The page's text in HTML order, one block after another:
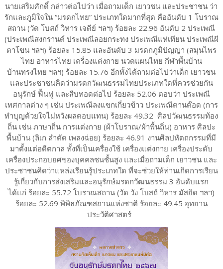
นายเสริมศักดิ์ กล่าวต่อไปว่า เมื่อถามเด็ก เยาวชน และประชาชน ว่า
รักและภูมิใจใน “มรดกไทย” ประเภทใดมากที่สุด คืออันดับ 1 โบราณ
สถาน (วัด โบสถ์ วิหาร เจดีย์ ฯลฯ) ร้อยละ 22.96 อันดับ 2 ประเพณี
(ประเพณีสงกรานต์ ประเพณีลอยกระทง ประเพณีแห่เทียน ประเพณีผี
ตาโขน ฯลฯ) ร้อยละ 15.85 และอันดับ 3 มรดกภูมิปัญญา (สมุนไพร
ไทย อาหารไทย เครื่องแต่งกาย นวดแผนไทย กีฬาพื้นบ้าน
บ้านทรงไทย ฯลฯ) ร้อยละ 15.76 อีกทั้งได้ถามต่อไปว่าเด็ก เยาวชน
และประชาชนคิดว่ามรดกวัฒนธรรมไทยประเภทใดที่ควรช่วยกัน
อนุรักษ์ ฟื้นฟู และสืบทอดต่อไป ร้อยละ 52.06 ตอบว่า ประเพณี
เทศกาลต่าง ๆ เช่น ประเพณีลงแขกเกี่ยวข้าว ประเพณีตานต๊อด (การ
ทำบุญด้วยใจไม่หวังผลตอบแทน) ร้อยละ 49.32 ศิลปวัฒนธรรมท้อง
ถิ่น เช่น ภาษาถิ่น การแต่งกาย (ผ้าโบราณ/ผ้าพื้นถิ่น) อาหาร ศิลปะ
พื้นบ้าน (ลิเก ลำตัด เพลงฉ่อย) ร้อยละ 46.91 งานศิลปหัตถกรรมที่มี
มาตั้งแต่อดีตกาล ทั้งที่เป็นเครื่องใช้ เครื่องแต่งกาย เครื่องประดับ
เครื่องประกอบยศของบุคคลชนชั้นสูง และเมื่อถามเด็ก เยาวชน และ
ประชาชนคิดว่าแหล่งเรียนรู้ประเภทใด ที่จะช่วยให้ท่านเกิดการเรียน
รู้เกี่ยวกับการส่งเสริมและอนุรักษ์มรดกวัฒนธรรม 3 อันดับแรก
ได้แก่ ร้อยละ 55.72 โบราณสถาน (วัด วัง โบสถ์ วิหาร มัสยิด ฯลฯ)
ร้อยละ 52.69 พิพิธภัณฑสถานแห่งชาติ ร้อยละ 49.45 อุทยาน
ประวัติศาสตร์